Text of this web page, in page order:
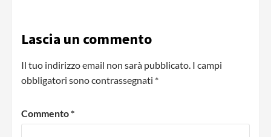
Lascia un commento
Il tuo indirizzo email non sarà pubblicato. I campi
obbligatori sono contrassegnati *
Commento*